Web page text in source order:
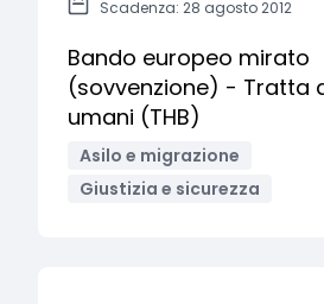
Scadenza: 28 agosto 2012
Bando europeo mirato
(sovvenzione) - Tratta
umani (THB)
Asilo e migrazione
Giustizia e sicurezza